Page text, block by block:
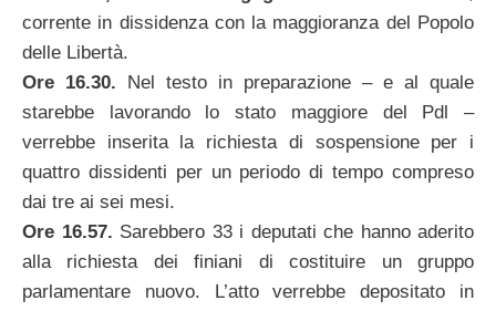
corrente in dissidenza con la maggioranza del Popolo
delle Libertà.
Ore 16.30. Nel testo in preparazione – e al quale
starebbe lavorando lo stato maggiore del Pdl –
verrebbe inserita la richiesta di sospensione per i
quattro dissidenti per un periodo di tempo compreso
dai tre ai sei mesi.
Ore 16.57. Sarebbero 33 i deputati che hanno aderito
alla richiesta dei finiani di costituire un gruppo
parlamentare nuovo. L’atto verrebbe depositato in